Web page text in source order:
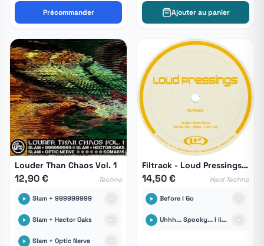
Précommander Ajouter au panier
Louder Than Chaos Vol. 1
12,90 € Techno
Slam + 999999999
Slam + Hector Oaks
Slam + Optic Nerve
Filtrack - Loud Pressings 08
14,50 € Hard Techno
Before I Go
Uhhh... Spooky... I like it !